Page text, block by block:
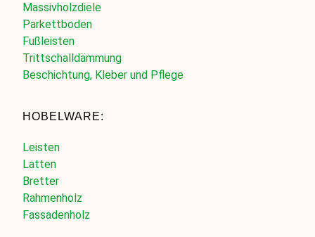
Massivholzdiele
Parkettboden
Fußleisten
Trittschalldämmung
Beschichtung, Kleber und Pflege
HOBELWARE:
Leisten
Latten
Bretter
Rahmenholz
Fassadenholz